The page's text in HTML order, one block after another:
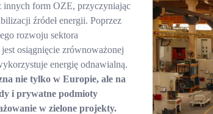
innych form OZE, przyczyniając
źródeł energii. Poprzez
rozwoju sektora
osiągnięcie zrównoważonej
energię odnawialną.
nie tylko w Europie, ale na
i prywatne podmioty
w zielone projekty.